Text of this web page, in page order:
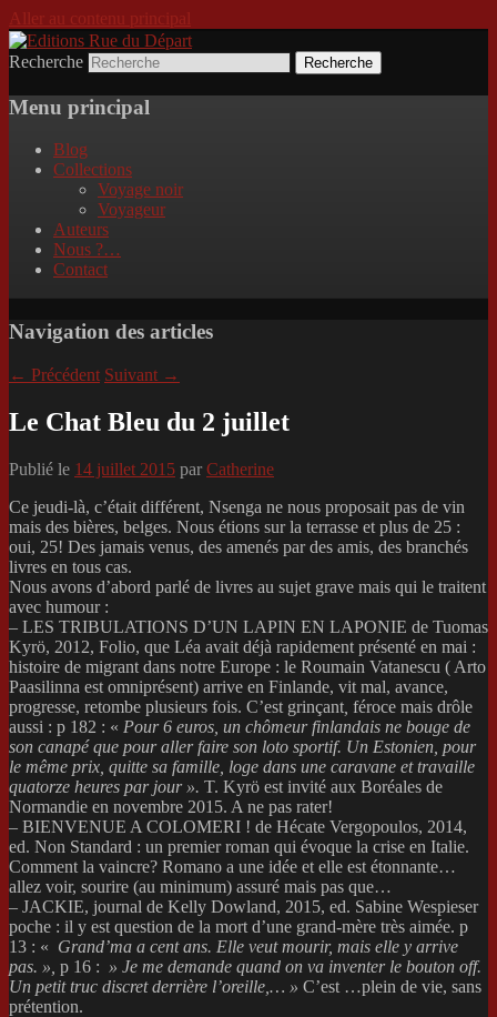
Aller au contenu principal
Editions Rue du Départ
Incitation au voyage, du roman noir au
poème.
Recherche
Menu principal
Blog
Collections
Voyage noir
Voyageur
Auteurs
Nous ?…
Contact
Navigation des articles
← Précédent Suivant →
Le Chat Bleu du 2 juillet
Publié le 14 juillet 2015 par Catherine
Ce jeudi-là, c’était différent, Nsenga ne nous proposait pas de vin
mais des bières, belges. Nous étions sur la terrasse et plus de 25 :
oui, 25! Des jamais venus, des amenés par des amis, des branchés
livres en tous cas.
Nous avons d’abord parlé de livres au sujet grave mais qui le traitent
avec humour :
– LES TRIBULATIONS D’UN LAPIN EN LAPONIE de Tuomas
Kyrö, 2012, Folio, que Léa avait déjà rapidement présenté en mai :
histoire de migrant dans notre Europe : le Roumain Vatanescu ( Arto
Paasilinna est omniprésent) arrive en Finlande, vit mal, avance,
progresse, retombe plusieurs fois. C’est grinçant féroce mais drôle
aussi : p 182 : « Pour 6 euros, un chômeur finlandais ne bouge de
son canapé que pour aller faire son loto sportif. Un Estonien, pour
le même prix, quitte sa famille, loge dans une caravane et travaille
quatorze heures par jour ». T. Kyrö est invité aux Boréales de
Normandie en novembre 2015. A ne pas rater!
– BIENVENUE A COLOMERI ! de Hécate Vergopoulos, 2014,
ed. Non Standard : un premier roman qui évoque la crise en Italie.
Comment la vaincre? Romano a une idée et elle est étonnante…
allez voir, sourire (au minimum) assuré mais pas que…
– JACKIE, journal de Kelly Dowland, 2015, ed. Sabine Wespieser
poche : il y est question de la mort d’une grand-mère très aimée. p
13 : « Grand’ma a cent ans. Elle veut mourir, mais elle y arrive
pas. », p 16 : » Je me demande quand on va inventer le bouton off.
Un petit truc discret derrière l’oreille,… » C’est …plein de vie, sans
prétention.